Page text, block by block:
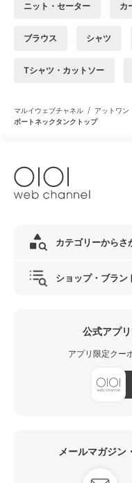
ニット・セーター カ
ブラウス シャツ
Tシャツ・カットソー
マルイウェブチャネル / アットワン
ボートネックタンクトップ
カテゴリーからさ
ショップ・ブラン
公式アプ
アプリ限定クー
メールマガジン